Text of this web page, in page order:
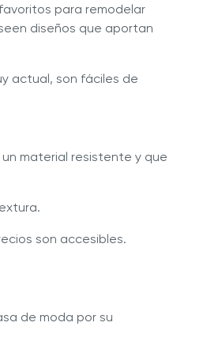
para remodelar
diseños que aportan
actual, son fáciles de
material resistente y que
son accesibles.
de moda por su